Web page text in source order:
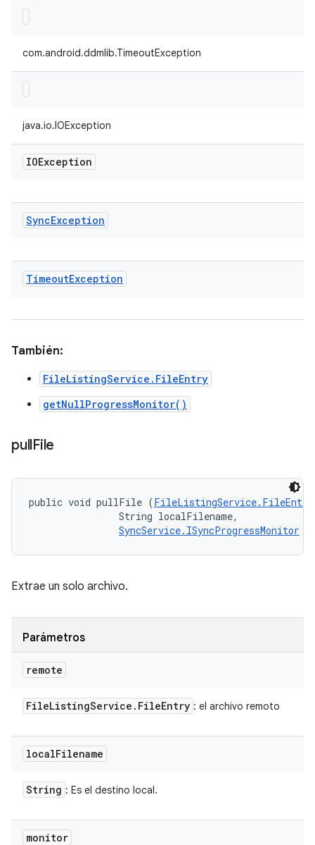
com.android.ddmlib.TimeoutException
java.io.IOException
IOException
SyncException
TimeoutException
También:
FileListingService.FileEntry
getNullProgressMonitor()
pullFile
public void pullFile (FileListingService.FileEntry
                String localFilename,
SyncService.ISyncProgressMonitor
Extrae un solo archivo.
Parámetros
remote
FileListingService . FileEntry : el archivo remoto
localFilename
String : Es el destino local.
monitor